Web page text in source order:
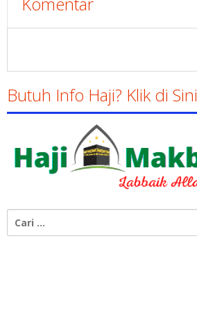
Butuh Info Haji? Klik di Sini
untuk: